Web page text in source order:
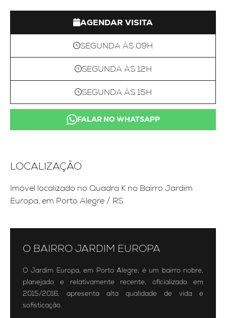
AGENDAR VISITA
SEGUNDA ÀS 09H
SEGUNDA ÀS 12H
SEGUNDA ÀS 15H
FALAR NO WHATSAPP
LOCALIZAÇÃO
Imóvel localizado no Quadra K no Bairro Jardim
Europa, em Porto Alegre / RS
O BAIRRO JARDIM EUROPA
O Jardim Europa, em Porto Alegre, é um bairro nobre,
planejado e relativamente recente, oficializado em
2015/2016, apresenta alta qualidade de vida e
sofisticação.